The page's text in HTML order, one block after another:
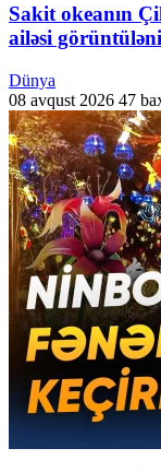
Sakit okeanın
ailəsi
Dünya
08 avqust 2026 47